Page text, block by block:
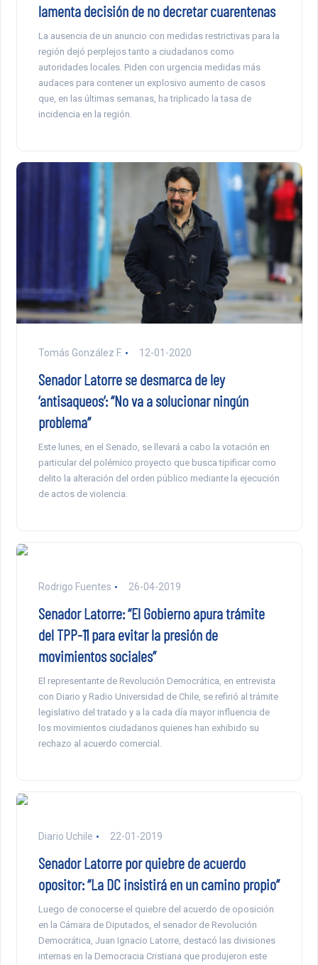
lamenta decisión de no decretar cuarentenas
La ausencia de un anuncio con medidas restrictivas para la
región dejó perplejos tanto a ciudadanos como
autoridades locales. Piden con urgencia medidas más
audaces para contener un explosivo aumento de casos
que, en las últimas semanas, ha triplicado la tasa de
incidencia en la región.
Tomás González F. 12-01-2020
Senador Latorre se desmarca de ley
‘antisaqueos’: “No va a solucionar ningún
problema”
Este lunes, en el Senado, se llevará a cabo la votación en
particular del polémico proyecto que busca tipificar como
delito la alteración del orden público mediante la ejecución
de actos de violencia.
Rodrigo Fuentes 26-04-2019
Senador Latorre: “El Gobierno apura trámite
del TPP-11 para evitar la presión de
movimientos sociales”
El representante de Revolución Democrática, en entrevista
con Diario y Radio Universidad de Chile, se refirió al trámite
legislativo del tratado y a la cada día mayor influencia de
los movimientos ciudadanos quienes han exhibido su
rechazo al acuerdo comercial.
Diario Uchile 22-01-2019
Senador Latorre por quiebre de acuerdo
opositor: “La DC insistirá en un camino propio”
Luego de conocerse el quiebre del acuerdo de oposición
en la Cámara de Diputados, el senador de Revolución
Democrática, Juan Ignacio Latorre, destacó las divisiones
internas en la Democracia Cristiana que produjeron este